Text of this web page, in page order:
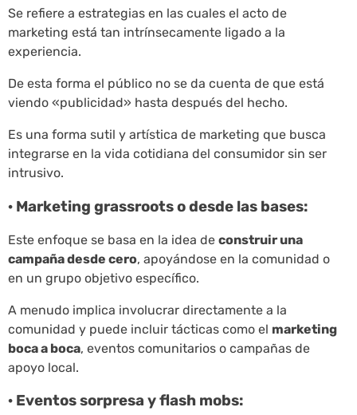
Se refiere a estrategias en las cuales el acto de
marketing está tan intrínsecamente ligado a la
experiencia.
De esta forma el público no se da cuenta de que está
viendo «publicidad» hasta después del hecho.
Es una forma sutil y artística de marketing que busca
integrarse en la vida cotidiana del consumidor sin ser
intrusivo.
· Marketing grassroots o desde las bases:
Este enfoque se basa en la idea de construir una
campaña desde cero, apoyándose en la comunidad o
en un grupo objetivo específico.
A menudo implica involucrar directamente a la
comunidad y puede incluir tácticas como el marketing
boca a boca, eventos comunitarios o campañas de
apoyo local.
· Eventos sorpresa y flash mobs: